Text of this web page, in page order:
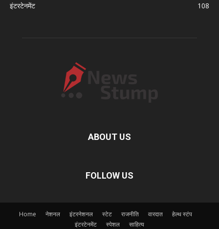
इंटरटेनमेंट
108
ABOUT US
FOLLOW US
Home नेशनल इंटरनेशनल स्टेट राजनीति वारदात
हेल्थ स्टंप
इंटरटेनमेंट
स्पेशल साहित्य